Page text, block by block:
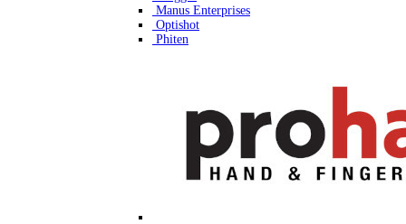
Manus Enterprises
Optishot
Phiten